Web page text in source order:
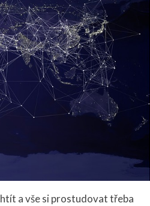
a vše si prostudovat třeba